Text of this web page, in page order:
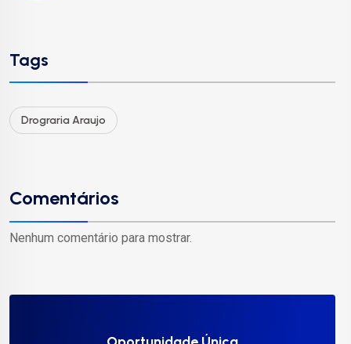
Tags
Drograria Araujo
Comentários
Nenhum comentário para mostrar.